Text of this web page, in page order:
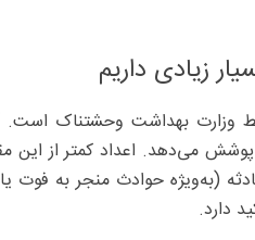
زیادی داریم
وزارت بهداشت وحشتناک است.
می‌دهد. اعداد کمتر از این
(به‌ویژه حوادث منجر به
دارد.